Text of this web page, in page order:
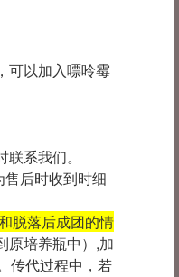
可以加入嘌呤霉
系我们。
后时收到时细
脱落后成团的情
原培养瓶中）,加
传代过程中，若